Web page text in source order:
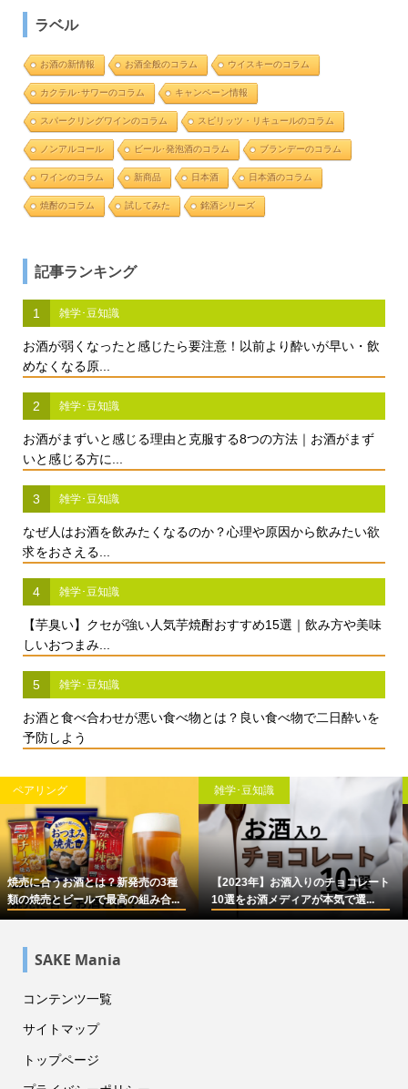
ラベル
お酒の新情報 お酒全般のコラム ウイスキーのコラム
カクテル･サワーのコラム キャンペーン情報
スパークリングワインのコラム スピリッツ・リキュールのコラム
ノンアルコール ビール･発泡酒のコラム ブランデーのコラム
ワインのコラム 新商品 日本酒 日本酒のコラム
焼酎のコラム 試してみた 銘酒シリーズ
記事ランキング
1 雑学･豆知識
お酒が弱くなったと感じたら要注意！以前より酔いが早い・飲
めなくなる原...
2 雑学･豆知識
お酒がまずいと感じる理由と克服する8つの方法｜お酒がまず
いと感じる方に...
3 雑学･豆知識
なぜ人はお酒を飲みたくなるのか？心理や原因から飲みたい欲
求をおさえる...
4 雑学･豆知識
【芋臭い】クセが強い人気芋焼酎おすすめ15選｜飲み方や美味
しいおつまみ...
5 雑学･豆知識
お酒と食べ合わせが悪い食べ物とは？良い食べ物で二日酔いを
予防しよう
雑学･豆知識
【2023年】お酒入りのチョコレート
10選をお酒メディアが本気で選...
雑学･豆知識
シャンパンのおすすめ17選！選び方
やより美味しく飲むコツなども...
SAKE Mania
コンテンツ一覧
サイトマップ
トップページ